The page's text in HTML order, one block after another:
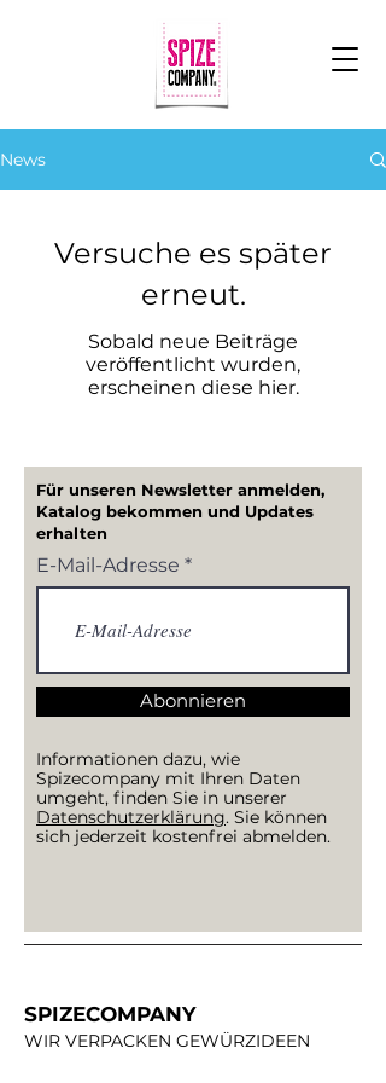
News
Versuche es später
erneut.
Sobald neue Beiträge
veröffentlicht wurden,
erscheinen diese hier.
Für unseren Newsletter anmelden,
Katalog bekommen und Updates
erhalten
E-Mail-Adresse
Abonnieren
Informationen dazu, wie
Spizecompany mit Ihren Daten
umgeht, finden Sie in unserer
Datenschutzerklärung. Sie können
sich jederzeit kostenfrei abmelden.
SPIZECOMPANY
WIR VERPACKEN GEWÜRZIDEEN